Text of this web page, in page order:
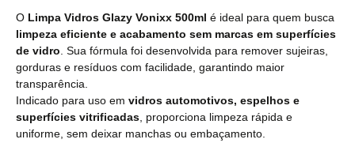
O Limpa Vidros Glazy Vonixx 500ml é ideal para quem busca
limpeza eficiente e acabamento sem marcas em superfícies
de vidro . Sua fórmula foi desenvolvida para remover sujeiras,
gorduras e resíduos com facilidade, garantindo maior
transparência.
Indicado para uso em vidros automotivos, espelhos e
superfícies vitrificadas , proporciona limpeza rápida e
uniforme, sem deixar manchas ou embaçamento.